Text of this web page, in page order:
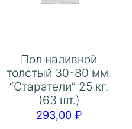
Пол наливной
толстый 30-80 мм.
“Старатели” 25 кг.
(63 шт.)
293,00 ₽